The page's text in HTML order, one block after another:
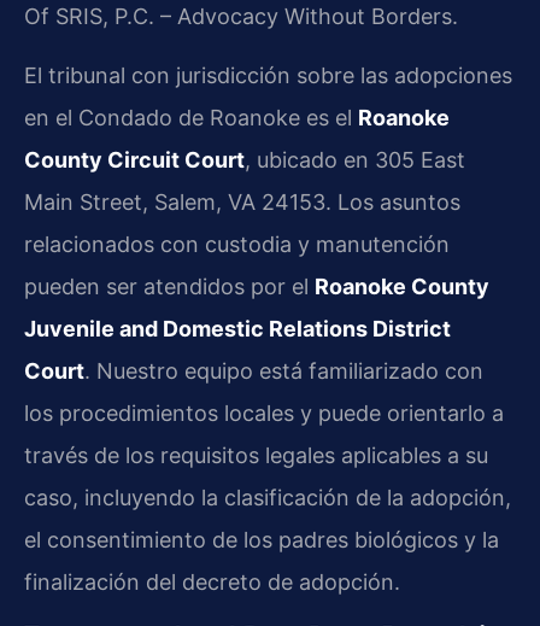
Of SRIS, P.C. – Advocacy Without Borders.
El tribunal con jurisdicción sobre las adopciones
en el Condado de Roanoke es el Roanoke
County Circuit Court, ubicado en 305 East
Main Street, Salem, VA 24153. Los asuntos
relacionados con custodia y manutención
pueden ser atendidos por el Roanoke County
Juvenile and Domestic Relations District
Court. Nuestro equipo está familiarizado con
los procedimientos locales y puede orientarlo a
través de los requisitos legales aplicables a su
caso, incluyendo la clasificación de la adopción,
el consentimiento de los padres biológicos y la
finalización del decreto de adopción.